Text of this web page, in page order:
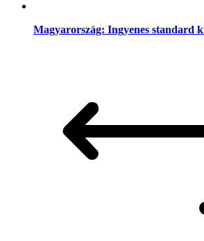
Magyarország: Ingyenes standard